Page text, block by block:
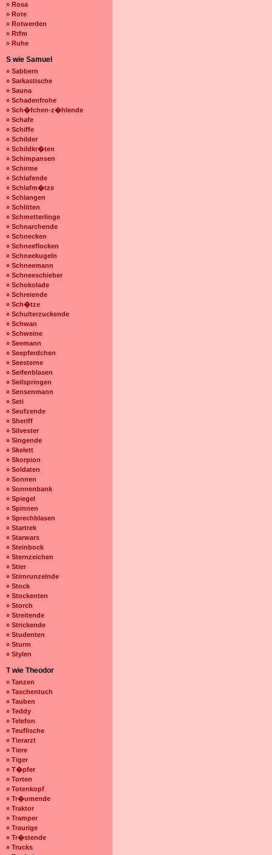
» Rosa
» Rote
» Rotwerden
» Rtfm
» Ruhe
S wie Samuel
» Sabbern
» Sarkastische
» Sauna
» Schadenfrohe
» Sch�fchen-z�hlende
» Schafe
» Schiffe
» Schilder
» Schildkr�ten
» Schimpansen
» Schirme
» Schlafende
» Schlafm�tze
» Schlangen
» Schlitten
» Schmetterlinge
» Schnarchende
» Schnecken
» Schneeflocken
» Schneekugeln
» Schneemann
» Schneeschieber
» Schokolade
» Schreiende
» Sch�tze
» Schulterzuckende
» Schwan
» Schweine
» Seemann
» Seepferdchen
» Seesterne
» Seifenblasen
» Seilspringen
» Sensenmann
» Seti
» Seufzende
» Sheriff
» Silvester
» Singende
» Skelett
» Skorpion
» Soldaten
» Sonnen
» Sonnenbank
» Spiegel
» Spinnen
» Sprechblasen
» Startrek
» Starwars
» Steinbock
» Sternzeichen
» Stier
» Stirnrunzelnde
» Stock
» Stockenten
» Storch
» Streitende
» Strickende
» Studenten
» Sturm
» Stylen
T wie Theodor
» Tanzen
» Taschentuch
» Tauben
» Teddy
» Telefon
» Teuflische
» Tierarzt
» Tiere
» Tiger
» T�pfer
» Torten
» Totenkopf
» Tr�umende
» Traktor
» Tramper
» Traurige
» Tr�stende
» Trucks